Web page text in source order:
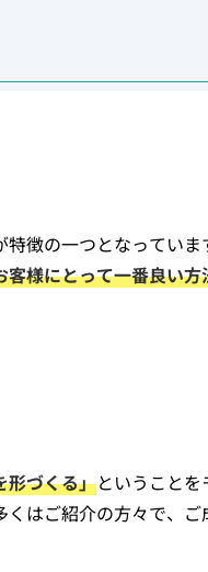
徴の一つとなっていま
客様にとって一番良い方
形づくる」ということを
はご紹介の方々で、ご